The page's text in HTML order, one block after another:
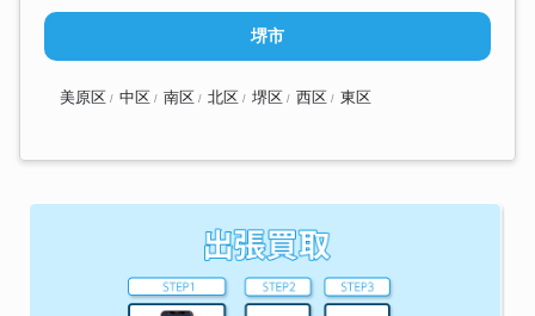
堺市
美原区 中区 南区 北区 堺区 西区 東区